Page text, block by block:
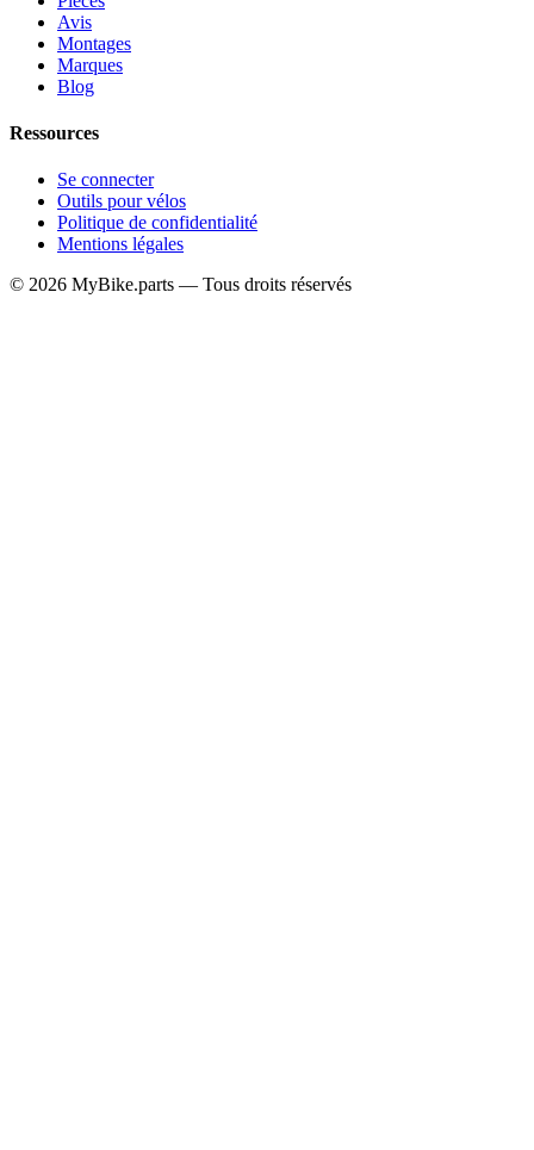
Avis
Montages
Marques
Blog
Ressources
Se connecter
Outils pour vélos
Politique de confidentialité
Mentions légales
© 2026 MyBike.parts — Tous droits réservés